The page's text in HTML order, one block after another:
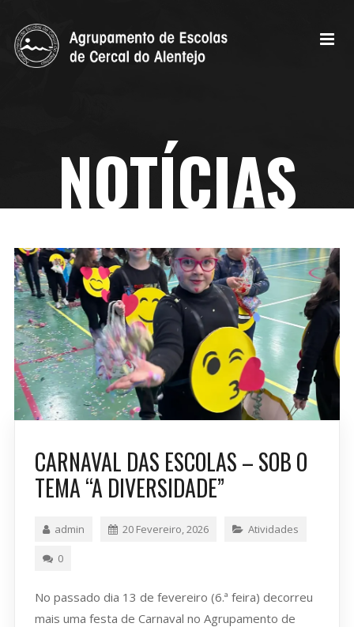
NOTÍCIAS
CARNAVAL DAS ESCOLAS – SOB O
TEMA “A DIVERSIDADE”
admin 20 Fevereiro, 2026 Atividades
0
No passado dia 13 de fevereiro (6.ª feira) decorreu
mais uma festa de Carnaval no Agrupamento de